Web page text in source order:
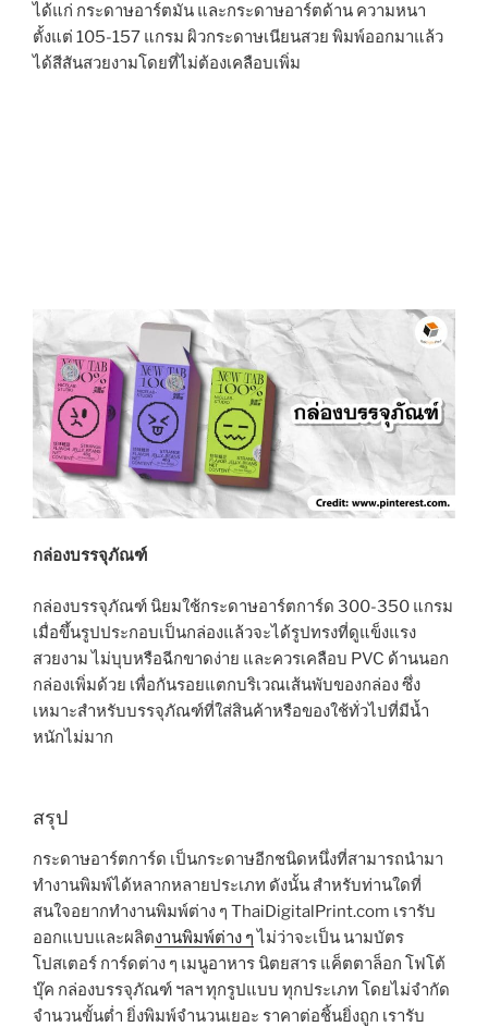
ได้แก่ กระดาษอาร์ตมัน และกระดาษอาร์ตด้าน ความหนา
ตั้งแต่ 105-157 แกรม ผิวกระดาษเนียนสวย พิมพ์ออกมาแล้ว
ได้สีสันสวยงามโดยที่ไม่ต้องเคลือบเพิ่ม
กล่องบรรจุภัณฑ์
กล่องบรรจุภัณฑ์ นิยมใช้กระดาษอาร์ตการ์ด 300-350 แกรม
เมื่อขึ้นรูปประกอบเป็นกล่องแล้วจะได้รูปทรงที่ดูแข็งแรง
สวยงาม ไม่บุบหรือฉีกขาดง่าย และควรเคลือบ PVC ด้านนอก
กล่องเพิ่มด้วย เพื่อกันรอยแตกบริเวณเส้นพับของกล่อง ซึ่ง
เหมาะสำหรับบรรจุภัณฑ์ที่ใส่สินค้าหรือของใช้ทั่วไปที่มีน้ำ
หนักไม่มาก
สรุป
กระดาษอาร์ตการ์ด เป็นกระดาษอีกชนิดหนึ่งที่สามารถนำมา
ทำงานพิมพ์ได้หลากหลายประเภท ดังนั้น สำหรับท่านใดที่
สนใจอยากทำงานพิมพ์ต่าง ๆ ThaiDigitalPrint.com เรารับ
ออกแบบและผลิตงานพิมพ์ต่าง ๆไม่ว่าจะเป็น นามบัตร
โปสเตอร์ การ์ดต่าง ๆ เมนูอาหาร นิตยสาร แค็ตตาล็อก โฟโต้
บุ๊ค กล่องบรรจุภัณฑ์ ฯลฯ ทุกรูปแบบ ทุกประเภท โดยไม่จำกัด
จำนวนขั้นต่ำ ยิ่งพิมพ์จำนวนเยอะ ราคาต่อชิ้นยิ่งถูก เรารับ